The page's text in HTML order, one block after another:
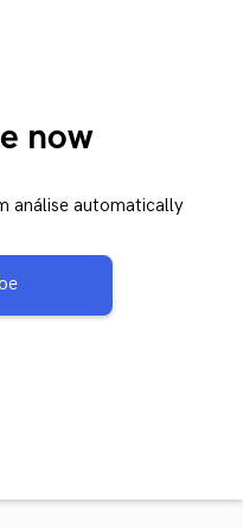
now
análise automatically